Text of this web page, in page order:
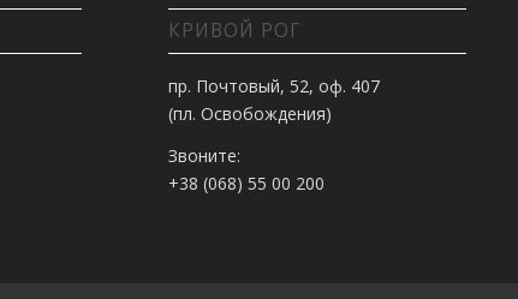
КРИВОЙ РОГ
пр. Почтовый, 52, оф. 407
(пл. Освобождения)
Звоните:
+38 (068) 55 00 200